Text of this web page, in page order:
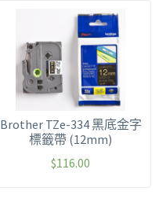
Brother TZe-334 黑底金字
標籤帶 (12mm)
$116.00